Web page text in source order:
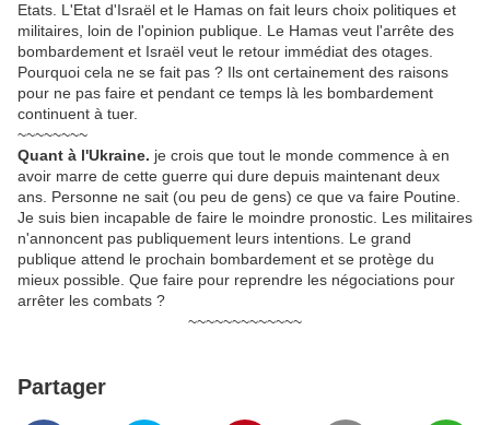
Etats. L'Etat d'Israël et le Hamas on fait leurs choix politiques et
militaires, loin de l'opinion publique. Le Hamas veut l'arrête des
bombardement et Israël veut le retour immédiat des otages.
Pourquoi cela ne se fait pas ? Ils ont certainement des raisons
pour ne pas faire et pendant ce temps là les bombardement
continuent à tuer.
~~~~~~~~
Quant à l'Ukraine. je crois que tout le monde commence à en
avoir marre de cette guerre qui dure depuis maintenant deux
ans. Personne ne sait (ou peu de gens) ce que va faire Poutine.
Je suis bien incapable de faire le moindre pronostic. Les militaires
n'annoncent pas publiquement leurs intentions. Le grand
publique attend le prochain bombardement et se protège du
mieux possible. Que faire pour reprendre les négociations pour
arrêter les combats ?
~~~~~~~~~~~~~
Partager